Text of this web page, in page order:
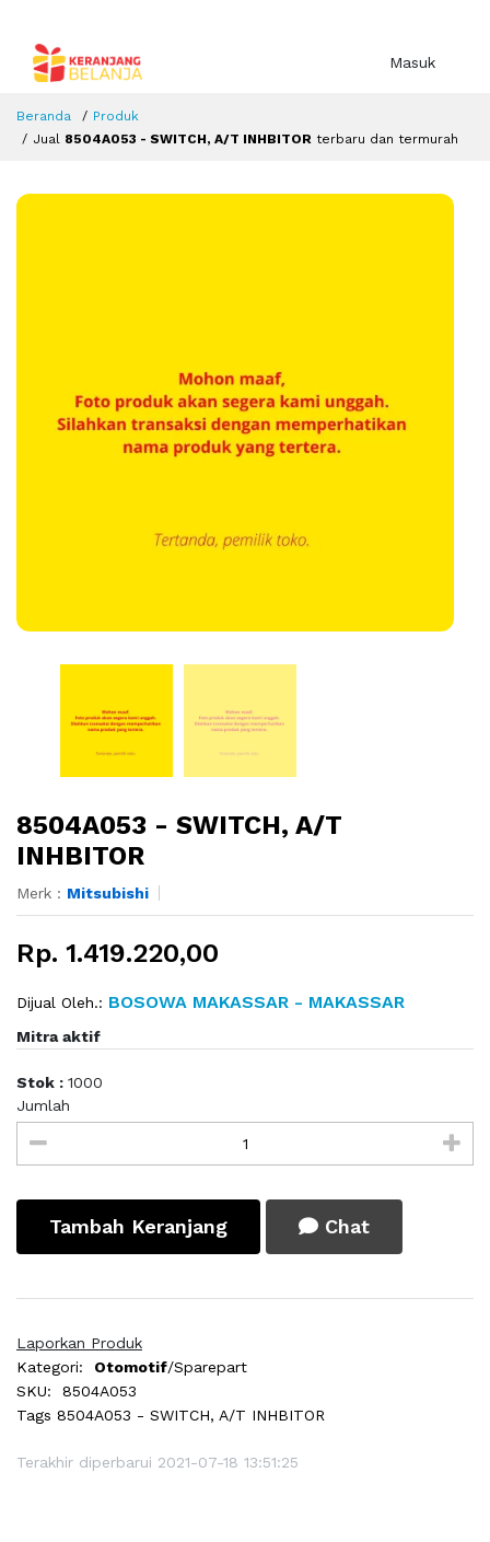
Masuk
Beranda
Produk
Jual 8504A053 - SWITCH, A/T INHBITOR terbaru dan termurah
8504A053 - SWITCH, A/T
INHBITOR
Merk : Mitsubishi
Rp. 1.419.220,00
Dijual Oleh.: BOSOWA MAKASSAR - MAKASSAR
Mitra aktif
Stok : 1000
Jumlah
Tambah Keranjang Chat
Laporkan Produk
Kategori:
Otomotif/Sparepart
SKU:
8504A053
Tags 8504A053 - SWITCH, A/T INHBITOR
Terakhir diperbarui 2021-07-18 13:51:25